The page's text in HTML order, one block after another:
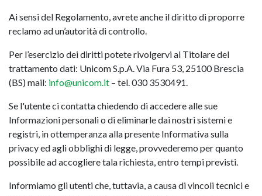
Ai sensi del Regolamento, avrete anche il diritto di proporre
reclamo ad un’autorità di controllo.
Per l’esercizio dei diritti potete rivolgervi al Titolare del
trattamento dati: Unicom S.p.A. Via Fura 53, 25100 Brescia
(BS) mail: info@unicom.it – tel. 030 3530491.
Se l'utente ci contatta chiedendo di accedere alle sue
Informazioni personali o di eliminarle dai nostri sistemi e
registri, in ottemperanza alla presente Informativa sulla
privacy ed agli obblighi di legge, provvederemo per quanto
possibile ad accogliere tala richiesta, entro tempi previsti.
Informiamo gli utenti che, tuttavia, a causa di vincoli tecnici e